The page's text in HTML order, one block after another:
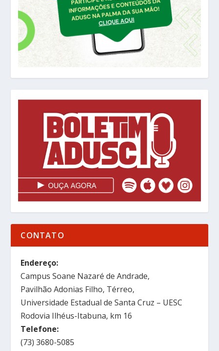
CONTATO
Endereço:
Campus Soane Nazaré de Andrade,
Pavilhão Adonias Filho, Térreo,
Universidade Estadual de Santa Cruz – UESC
Rodovia Ilhéus-Itabuna, km 16
Telefone:
(73) 3680-5085